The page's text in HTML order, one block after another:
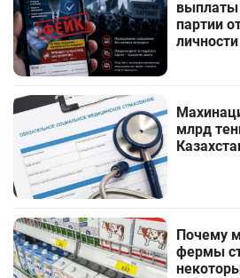
выплаты
партии
личности
млрд
Почему
фермы